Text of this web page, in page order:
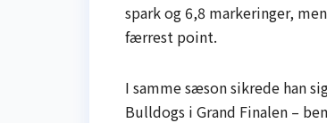
spark og 6,8 markeringer,
færrest point.
I samme sæson sikrede han
Bulldogs i Grand Finalen –